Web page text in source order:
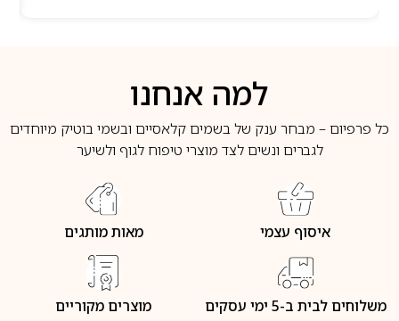
למה אנחנו
כל פרפיום – מבחר ענק של בשמים קלאסיים ובשמי בוטיק מיוחדים
לגברים ונשים לצד מוצרי טיפוח לגוף ולשיער
איסוף עצמי מאות מותגים
משלוחים לבית ב-5 ימי עסקים מוצרים מקוריים